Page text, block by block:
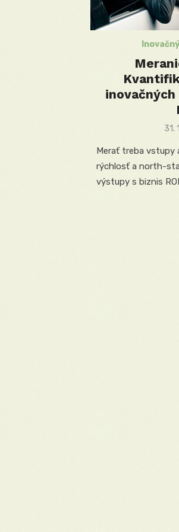
31.
Merať treba vstupy
rýchlosť a north-
výstupy s biznis